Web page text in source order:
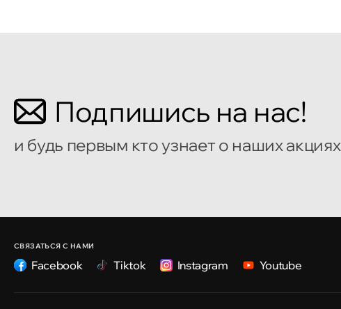
улица Алеку Руссо 1
Кишинёв
Подпишись на нас!
и будь первым кто узнает о наших акциях
СВЯЗАТЬСЯ С НАМИ
Facebook Tiktok Instagram Youtube